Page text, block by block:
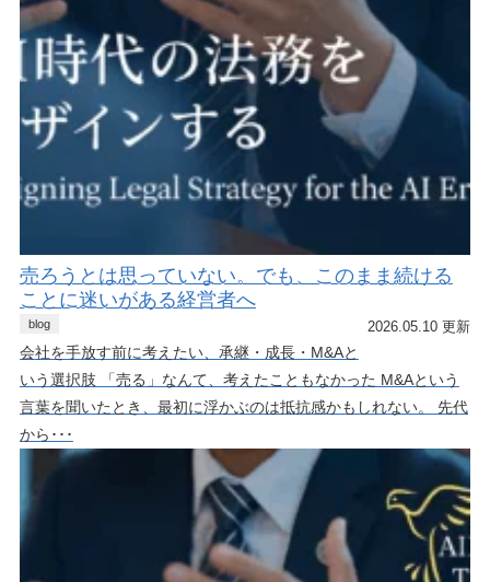
売ろうとは思っていない。でも、このまま続ける
ことに迷いがある経営者へ
blog 2026.05.10 更新
会社を手放す前に考えたい、承継・成長・M&Aと
いう選択肢 「売る」なんて、考えたこともなかった M&Aという
言葉を聞いたとき、最初に浮かぶのは抵抗感かもしれない。 先代
から･･･